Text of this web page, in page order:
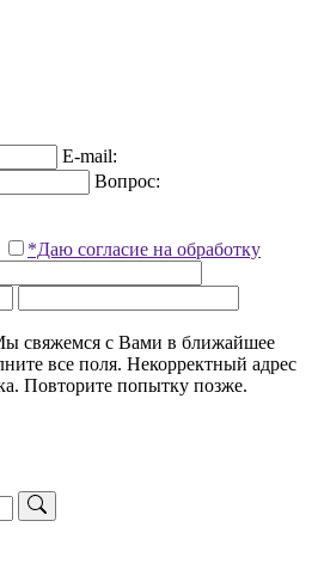
E-mail:
Вопрос:
*Даю согласие на обработку
свяжемся с Вами в ближайшее
все поля. Некорректный адрес
Повторите попытку позже.